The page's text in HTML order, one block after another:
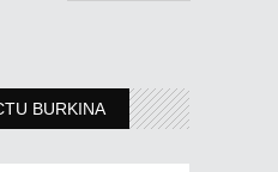
BURKINA